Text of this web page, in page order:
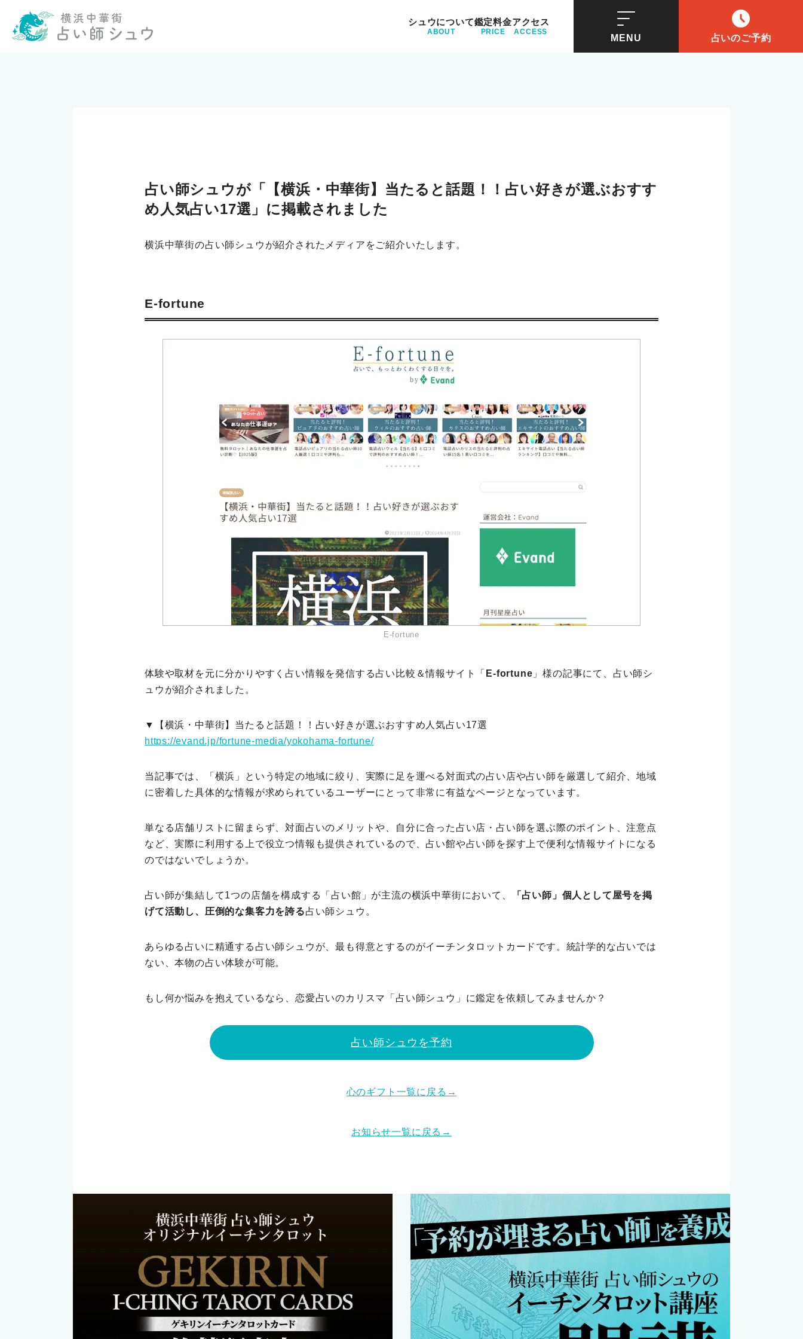
シュウについて
ABOUT
鑑定料金
PRICE
アクセス
ACCESS
MENU 占いのご予約
心のギフト
占い師シュウが「【横浜・中華街】当たると話題！！占い好きが選ぶおすす
め人気占い17選」に掲載されました
横浜中華街の占い師シュウが紹介されたメディアをご紹介いたします。
E-fortune
E-fortune
体験や取材を元に分かりやすく占い情報を発信する占い比較＆情報サイト「 E-fortune 」様の記事にて、占い師シ
ュウが紹介されました。
▼【横浜・中華街】当たると話題！！占い好きが選ぶおすすめ人気占い17選
https://evand.jp/fortune-media/yokohama-fortune/
当記事では、「横浜」という特定の地域に絞り、実際に足を運べる対面式の占い店や占い師を厳選して紹介、地域
に密着した具体的な情報が求められているユーザーにとって非常に有益なページとなっています。
単なる店舗リストに留まらず、対面占いのメリットや、自分に合った占い店・占い師を選ぶ際のポイント、注意点
など、実際に利用する上で役立つ情報も提供されているので、占い館や占い師を探す上で便利な情報サイトになる
のではないでしょうか。
占い師が集結して1つの店舗を構成する「占い館」が主流の横浜中華街において、
「占い師」個人として屋号を掲
げて活動し、圧倒的な集客力を誇る占い師シュウ。
あらゆる占いに精通する占い師シュウが、最も得意とするのがイーチンタロットカードです。統計学的な占いでは
ない、本物の占い体験が可能。
もし何か悩みを抱えているなら、恋愛占いのカリスマ「占い師シュウ」に鑑定を依頼してみませんか？
占い師シュウを予約
心のギフト一覧に戻る→
お知らせ一覧に戻る→